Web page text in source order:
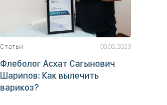
Статьи 09.08.2023
Флеболог Асхат Сагынович
Шарипов: Как вылечить
варикоз?